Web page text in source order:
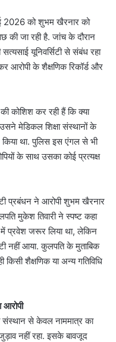
2026 को शुभम खैरनार को
की जा रही है. जांच के दौरान
यूनिवर्सिटी से संबंध रहा
आरोपी के शैक्षणिक रिकॉर्ड और
कोशिश कर रही हैं कि क्या
मेडिकल शिक्षा संस्थानों के
किया था. पुलिस इस एंगल से भी
के साथ उसका कोई प्रत्यक्ष
प्रबंधन ने आरोपी शुभम खैरनार
मुकेश तिवारी ने स्पष्ट कहा
प्रवेश जरूर लिया था, लेकिन
नहीं आया. कुलपति के मुताबिक
किसी शैक्षणिक या अन्य गतिविधि
आरोपी
संस्थान से केवल नाममात्र का
नहीं रहा. इसके बावजूद